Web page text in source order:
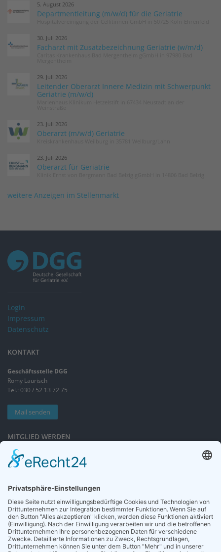
5. August 2026
Departmentleitung (m/w/d) für die Geriatrie
30. Juli 2026
Facharzt mit Zusatzbezeichnung Geriatrie (w/m/d)
29. Juli 2026
Leitender Oberarzt Innere Medizin mit Schwerpunkt
Geriatrie (m/w/d)
23. Juli 2026
Oberarzt (m/w/d) Geriatrie
23. Juli 2026
Oberarzt für Geriatrie
weitere Anzeigen im Stellenmarkt
Login
Impressum
Datenschutz
KONTAKT
Geschäftsstelle DGG
Romy Laurisch
Tel.: 030 / 52 13 72 75
Mail senden
MITGLIED WERDEN
Sieben gute Gründe
für Ihre Mitgliedschaft
NEWSLETTER
Neuigkeiten rund um die Geriatrie und die DGG – regelmäßig in Ihrem
Postfach.